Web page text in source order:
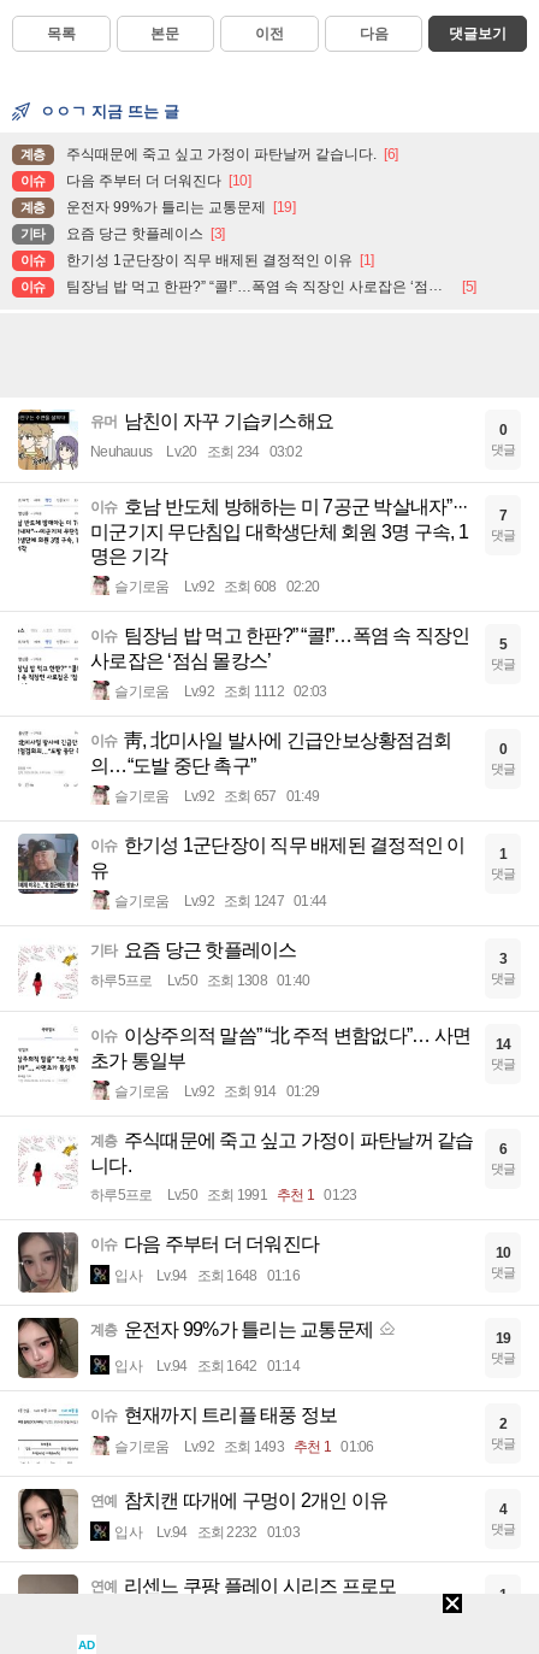
목록 본문 이전 다음 댓글보기
ㅇㅇㄱ 지금 뜨는 글
계층 주식때문에 죽고 싶고 가정이 파탄날꺼 같습니다. [6]
이슈 다음 주부터 더 더워진다 [10]
계층 운전자 99%가 틀리는 교통문제 [19]
기타 요즘 당근 핫플레이스 [3]
이슈 한기성 1군단장이 직무 배제된 결정적인 이유 [1]
이슈 팀장님 밥 먹고 한판?” “콜!”…폭염 속 직장인 사로잡은 ‘점심 몰캉스’ [5]
유머 남친이 자꾸 기습키스해요
Neuhauus Lv.20 조회 234 03:02
0
댓글
이슈 호남 반도체 방해하는 미 7공군 박살내자”···
미군기지 무단침입 대학생단체 회원 3명 구속, 1
명은 기각
슬기로움 Lv.92 조회 608 02:20
7
댓글
이슈 팀장님 밥 먹고 한판?” “콜!”…폭염 속 직장인
사로잡은 ‘점심 몰캉스’
슬기로움 Lv.92 조회 1112 02:03
5
댓글
이슈 靑, 北미사일 발사에 긴급안보상황점검회
의…“도발 중단 촉구”
슬기로움 Lv.92 조회 657 01:49
0
댓글
이슈 한기성 1군단장이 직무 배제된 결정적인 이
유
슬기로움 Lv.92 조회 1247 01:44
1
댓글
기타 요즘 당근 핫플레이스
하루5프로 Lv.50 조회 1308 01:40
3
댓글
이슈 이상주의적 말씀” “北 주적 변함없다”… 사면
초가 통일부
슬기로움 Lv.92 조회 914 01:29
14
댓글
계층 주식때문에 죽고 싶고 가정이 파탄날꺼 같습
니다.
하루5프로 Lv.50 조회 1991 추천 1 01:23
6
댓글
이슈 다음 주부터 더 더워진다
입사 Lv.94 조회 1648 01:16
10
댓글
계층 운전자 99%가 틀리는 교통문제
입사 Lv.94 조회 1642 01:14
19
댓글
이슈 현재까지 트리플 태풍 정보
슬기로움 Lv.92 조회 1493 추천 1 01:06
2
댓글
연예 참치캔 따개에 구멍이 2개인 이유
입사 Lv.94 조회 2232 01:03
4
댓글
연예 리센느 쿠팡 플레이 시리즈 프로모 1
AD